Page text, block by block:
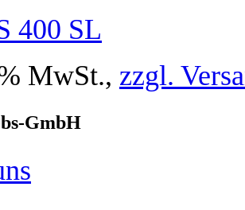
400 SL
MwSt., zzgl.
GmbH